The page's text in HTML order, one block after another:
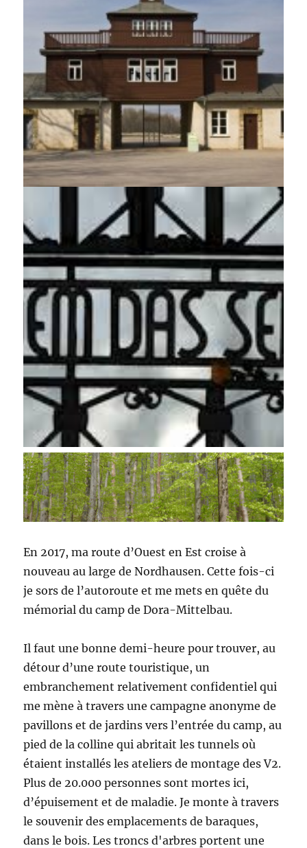
En 2017, ma route d’Ouest en Est croise à
nouveau au large de Nordhausen. Cette fois-ci
je sors de l’autoroute et me mets en quête du
mémorial du camp de Dora-Mittelbau.
Il faut une bonne demi-heure pour trouver, au
détour d’une route touristique, un
embranchement relativement confidentiel qui
me mène à travers une campagne anonyme de
pavillons et de jardins vers l’entrée du camp, au
pied de la colline qui abritait les tunnels où
étaient installés les ateliers de montage des V2.
Plus de 20.000 personnes sont mortes ici,
d’épuisement et de maladie. Je monte à travers
le souvenir des emplacements de baraques,
dans le bois. Les troncs d'arbres portent une